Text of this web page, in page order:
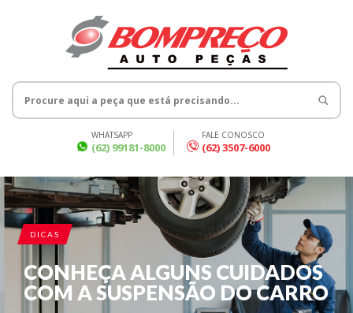
WHATSAPP
(62) 99181-8000
FALE CONOSCO
(62) 3507-6000
DICAS
CONHEÇA ALGUNS CUIDADOS
COM A SUSPENSÃO DO CARRO